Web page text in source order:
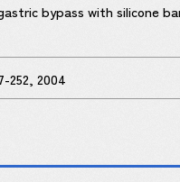
bypass with silicone
252, 2004